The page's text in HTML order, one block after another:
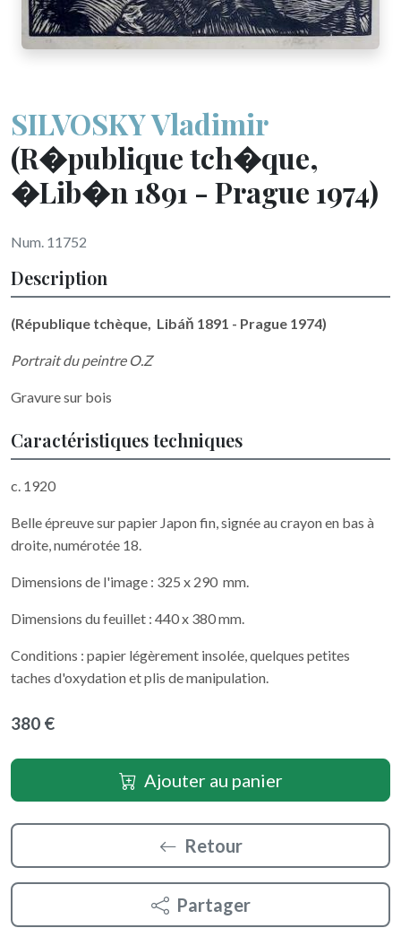
SILVOSKY Vladimir
(R�publique tch�que,
�Lib�n 1891 - Prague 1974)
Num. 11752
Description
(République tchèque, Libáň 1891 - Prague 1974)
Portrait du peintre O.Z
Gravure sur bois
Caractéristiques techniques
c. 1920
Belle épreuve sur papier Japon fin, signée au crayon en bas à
droite, numérotée 18.
Dimensions de l'image : 325 x 290 mm.
Dimensions du feuillet : 440 x 380 mm.
Conditions : papier légèrement insolée, quelques petites
taches d'oxydation et plis de manipulation.
380 €
Ajouter au panier
Retour
Partager